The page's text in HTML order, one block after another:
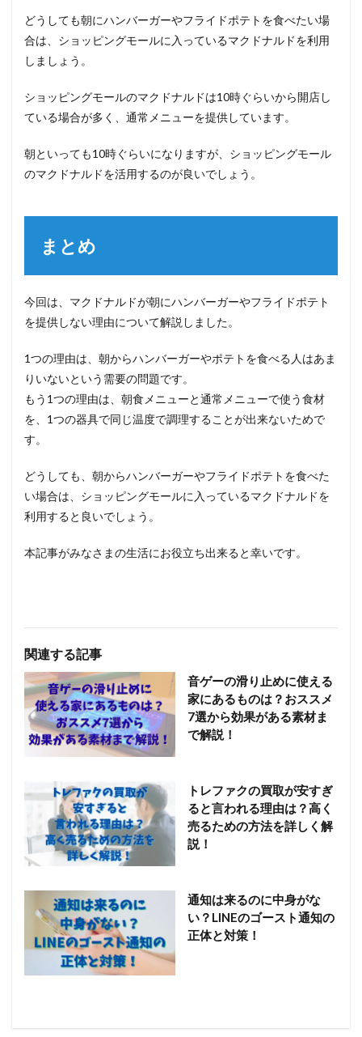
どうしても朝にハンバーガーやフライドポテトを食べたい場
合は、ショッピングモールに入っているマクドナルドを利用
しましょう。
ショッピングモールのマクドナルドは10時ぐらいから開店し
ている場合が多く、通常メニューを提供しています。
朝といっても10時ぐらいになりますが、ショッピングモール
のマクドナルドを活用するのが良いでしょう。
まとめ
今回は、マクドナルドが朝にハンバーガーやフライドポテト
を提供しない理由について解説しました。
1つの理由は、朝からハンバーガーやポテトを食べる人はあま
りいないという需要の問題です。
もう1つの理由は、朝食メニューと通常メニューで使う食材
を、1つの器具で同じ温度で調理することが出来ないためで
す。
どうしても、朝からハンバーガーやフライドポテトを食べた
い場合は、ショッピングモールに入っているマクドナルドを
利用すると良いでしょう。
本記事がみなさまの生活にお役立ち出来ると幸いです。
関連する記事
音ゲーの滑り止めに使える
家にあるものは？おススメ
7選から効果がある素材ま
で解説！
トレファクの買取が安すぎ
ると言われる理由は？高く
売るための方法を詳しく解
説！
通知は来るのに中身がな
い？LINEのゴースト通知の
正体と対策！